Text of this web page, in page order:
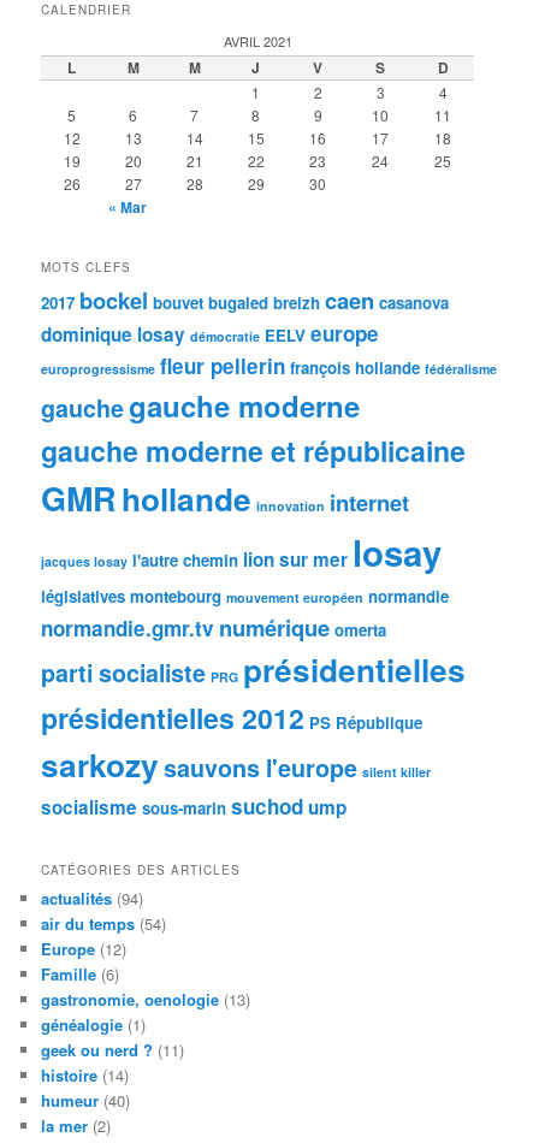
CALENDRIER
AVRIL 2021
L M M J V S D
1 2 3
4
5
6 7 8 9 10
11
12
13 14 15 16 17
18
19
20 21 22 23 24
25
26
27 28 29 30
« Mar
MOTS CLEFS
2017 bockel bouvet bugaled breizh caen casanova
dominique losay démocratie EELV europe
europrogressisme fleur pellerin françois hollande fédéralisme
gauchegauche moderne
gauche moderne et républicaine
GMRhollande innovation internet
jacques losay l'autre chemin lion sur mer losay
législatives montebourg mouvement européen normandie
normandie.gmr.tv numérique omerta
parti socialiste PRG présidentielles
présidentielles 2012 PS République
sarkozysauvons l'europe silent killer
socialisme sous-marin suchodump
CATÉGORIES DES ARTICLES
actualités (94)
air du temps (54)
Europe (12)
Famille (6)
gastronomie, oenologie (13)
généalogie (1)
geek ou nerd ? (11)
histoire (14)
humeur (40)
la mer (2)